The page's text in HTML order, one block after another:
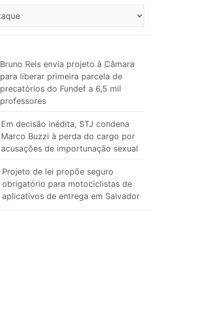
Bruno Reis envia projeto à Câmara
para liberar primeira parcela de
precatórios do Fundef a 6,5 mil
professores
Em decisão inédita, STJ condena
Marco Buzzi à perda do cargo por
acusações de importunação sexual
Projeto de lei propõe seguro
obrigatório para motociclistas de
aplicativos de entrega em Salvador